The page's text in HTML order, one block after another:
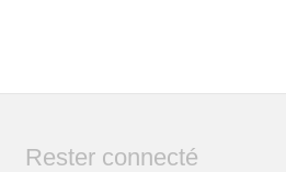
Rester connecté